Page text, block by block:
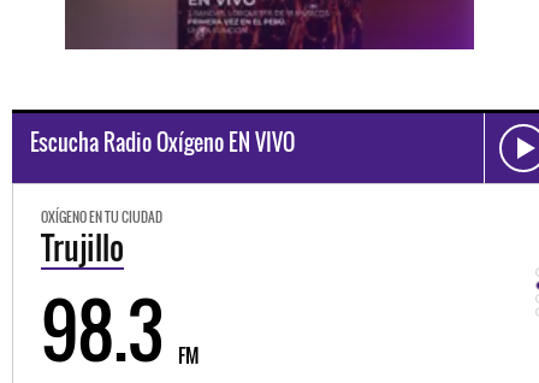
Escucha Radio Oxígeno EN VIVO
OXÍGENO EN TU CIUDAD
Trujillo
98.3 FM